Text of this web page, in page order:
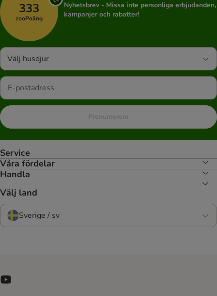
333
zooPoäng
Nyhetsbrev - Missa inte personliga erbjudanden,
kampanjer och rabatter!
Välj husdjur
Prenumerera
Service
Våra fördelar
Handla
Välj land
Sverige / sv